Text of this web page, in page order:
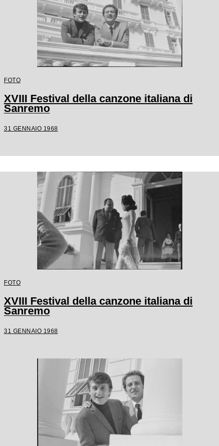
FOTO
XVIII Festival della canzone italiana di
Sanremo
31 GENNAIO 1968
FOTO
XVIII Festival della canzone italiana di
Sanremo
31 GENNAIO 1968